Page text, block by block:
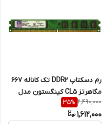
رم دسکتاپ DDR2 تک کاناله 667
مگاهرتز CL5 کینگستون مدل
KVR667D2N5 ظرفیت 1 گیگابایت
2,490,000
35%
1,612,000